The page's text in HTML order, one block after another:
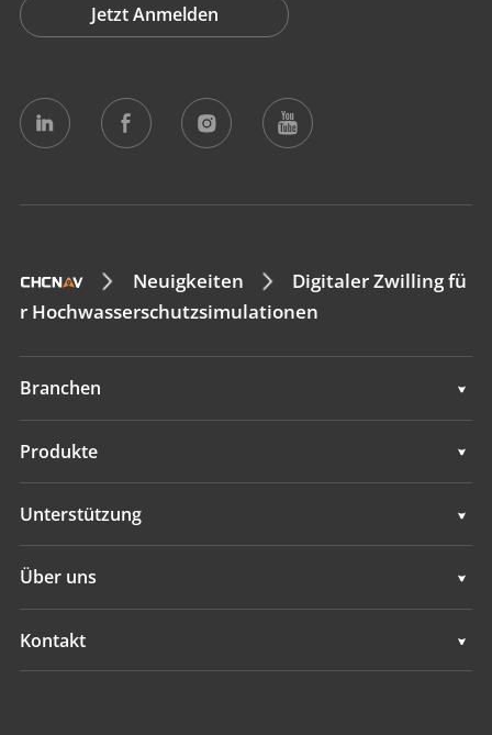
Jetzt Anmelden
Neuigkeiten
Digitaler Zwilling fü
r Hochwasserschutzsimulationen
Branchen
Geodaten
Navigation
Produkte
Geodaten
Navigation
Unterstützung
Über uns
Übersicht
Kontakt